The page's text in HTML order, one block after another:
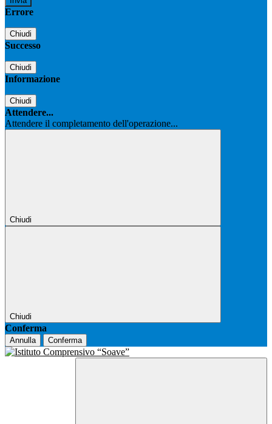
Errore
Chiudi
Successo
Chiudi
Informazione
Chiudi
Attendere...
Attendere il completamento dell'operazione...
Chiudi
Chiudi
Conferma
Annulla Conferma